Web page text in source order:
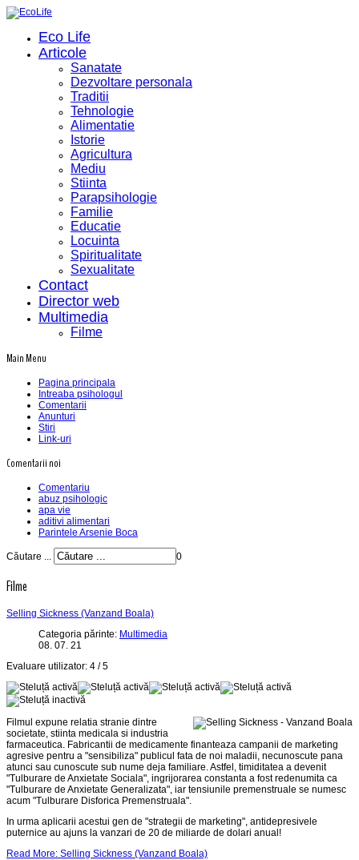
Eco Life
Articole
Sanatate
Dezvoltare personala
Traditii
Tehnologie
Alimentatie
Istorie
Agricultura
Mediu
Stiinta
Parapsihologie
Familie
Educatie
Locuinta
Spiritualitate
Sexualitate
Contact
Director web
Multimedia
Filme
Main Menu
Pagina principala
Intreaba psihologul
Comentarii
Anunturi
Stiri
Link-uri
Comentarii noi
Comentariu
abuz psihologic
apa vie
aditivi alimentari
Parintele Arsenie Boca
Căutare ... 0
Filme
Selling Sickness (Vanzand Boala)
Categoria părinte: Multimedia
08. 07. 21
Evaluare utilizator: 4 /5
Filmul expune relatia stranie dintre
societate, stiinta medicala si industria
farmaceutica. Fabricantii de medicamente finanteaza campanii de marketing
agresive pentru a "sensibiliza" publicul fata de noi maladii, necunoscute pana
atunci sau cunoscute sub nume deja familiare. Astfel, timiditatea a devenit
"Tulburare de Anxietate Sociala", ingrijorarea constanta a fost redenumita ca
"Tulburare de Anxietate Generalizata", iar tensiunile premenstruale se numesc
acum "Tulburare Disforica Premenstruala".
In urma aplicarii acestui gen de "strategii de marketing", antidepresivele
puternice au ajuns la vanzari de 20 de miliarde de dolari anual!
Read More: Selling Sickness (Vanzand Boala)